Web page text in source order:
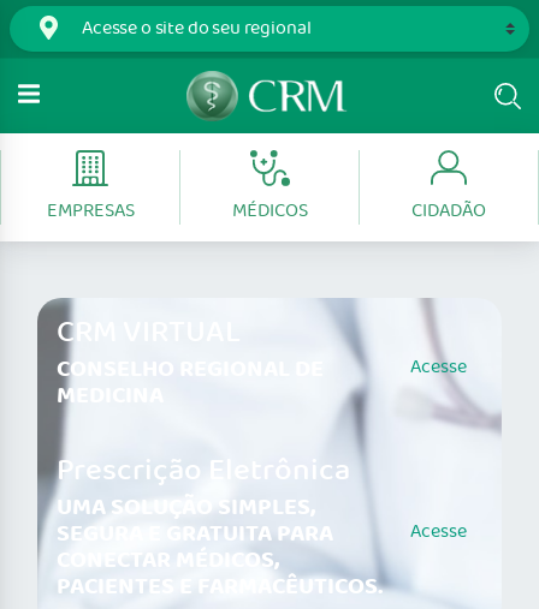
EMPRESAS MÉDICOS CIDADÃO
CRM VIRTUAL
CONSELHO REGIONAL DE
MEDICINA
Acesse
Prescrição Eletrônica
UMA SOLUÇÃO SIMPLES,
SEGURA E GRATUITA PARA
CONECTAR MÉDICOS,
PACIENTES E FARMACÊUTICOS.
Acesse